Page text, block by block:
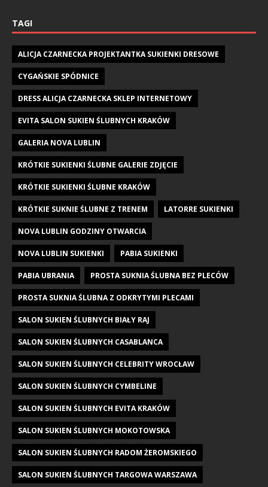
TAGI
ALICJA CZARNECKA PROJEKTANTKA SUKIENKI DRESOWE
CYGAŃSKIE SPÓDNICE
DRESS ALICJA CZARNECKA SKLEP INTERNETOWY
EVITA SALON SUKIEN ŚLUBNYCH KRAKÓW
GALERIA NOVA LUBLIN
KRÓTKIE SUKIENKI ŚLUBNE GALERIE ZDJĘCIE
KRÓTKIE SUKIENKI ŚLUBNE KRAKÓW
KRÓTKIE SUKNIE ŚLUBNE Z TRENEM LATORRE SUKIENKI
NOVA LUBLIN GODZINY OTWARCIA
NOVA LUBLIN SUKIENKI PABIA SUKIENKI
PABIA UBRANIA PROSTA SUKNIA ŚLUBNA BEZ PLECÓW
PROSTA SUKNIA ŚLUBNA Z ODKRYTYMI PLECAMI
SALON SUKIEN ŚLUBNYCH BIAŁY RAJ
SALON SUKIEN ŚLUBNYCH CASABLANCA
SALON SUKIEN ŚLUBNYCH CELEBRITY WROCŁAW
SALON SUKIEN ŚLUBNYCH CYMBELINE
SALON SUKIEN ŚLUBNYCH EVITA KRAKÓW
SALON SUKIEN ŚLUBNYCH MOKOTOWSKA
SALON SUKIEN ŚLUBNYCH RADOM ŻEROMSKIEGO
SALON SUKIEN ŚLUBNYCH TARGOWA WARSZAWA